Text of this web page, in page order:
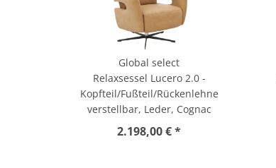
Global select
Relaxsessel Lucero 2.0 -
Kopfteil/Fußteil/Rückenlehne
verstellbar, Leder, Cognac
2.198,00 € *